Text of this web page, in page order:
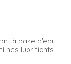
à base d'eau
nos lubrifiants